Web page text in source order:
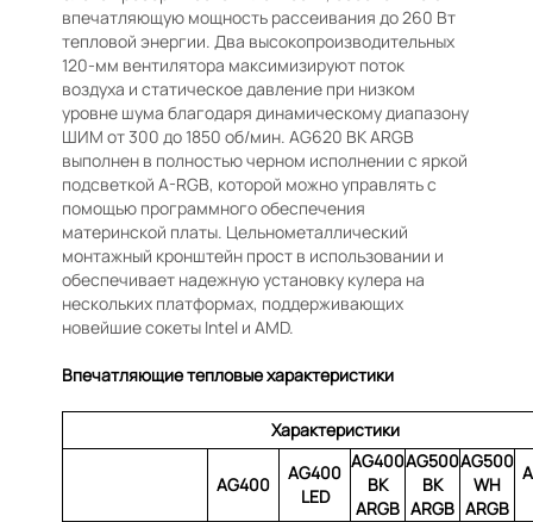
впечатляющую мощность рассеивания до 260 Вт
тепловой энергии. Два высокопроизводительных
120-мм вентилятора максимизируют поток
воздуха и статическое давление при низком
уровне шума благодаря динамическому диапазону
ШИМ от 300 до 1850 об/мин. AG620 BK ARGB
выполнен в полностью черном исполнении с яркой
подсветкой A-RGB, которой можно управлять с
помощью программного обеспечения
материнской платы. Цельнометаллический
монтажный кронштейн прост в использовании и
обеспечивает надежную установку кулера на
нескольких платформах, поддерживающих
новейшие сокеты Intel и AMD.
Впечатляющие тепловые характеристики
Характеристики
AG400
AG400
LED
AG400
BK
ARGB
AG500
BK
ARGB
AG500
WH
ARGB